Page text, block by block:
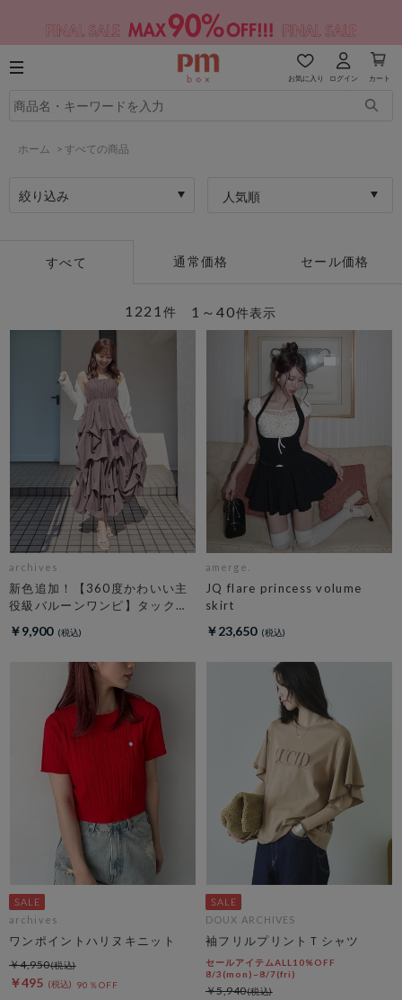
お気に入り ログイン カート
ホーム > すべての商品
絞り込み 人気順
すべて 通常価格 セール価格
1～40件表示
1221 件
archives
新色追加！【360度かわいい主
役級バルーンワンピ】タックバ
ース
￥9,900
amerge.
JQ flare princess volume
skirt
￥23,650
archives
ワンポイントハリヌキニット
￥495 90％OFF
￥4,950
DOUX ARCHIVES
袖フリルプリントＴシャツ
セールアイテムALL10%OFF
8/3(mon)~8/7(fri)
￥5,940